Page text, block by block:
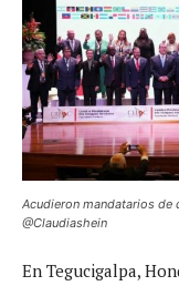
Acudieron mandatarios de
@Claudiashein
En Tegucigalpa,